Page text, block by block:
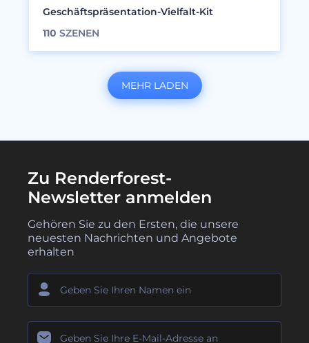
Geschäftspräsentation-Vielfalt-Kit
110 SZENEN
MEHR LADEN
Zu Renderforest-
Newsletter anmelden
Gehören Sie zu den Ersten, die unsere
neuesten Nachrichten und Angebote
erhalten